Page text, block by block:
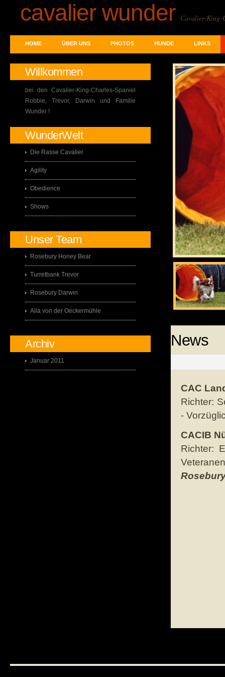
cavalier wunder Cavalier-King-
HOME ÜBER UNS PHOTOS HUNDE LINKS
News
CAC
Richter:
-
CACIB
Richter:
Willkommen
bei den Cavalier-King-Charles-Spaniel
Robbie, Trevor, Darwin und Familie
Wunder !
WunderWelt
Die Rasse Cavalier
Agility
Obedience
Shows
Unser Team
Rosebury Honey Bear
Turretbank Trevor
Rosebury Darwin
Aila von der Oeckermühle
Archiv
Januar 2011